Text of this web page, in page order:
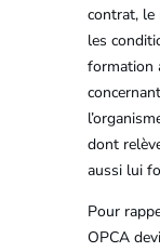
contrat, le
les
formation
dont
aussi lui
Pour
OPCA